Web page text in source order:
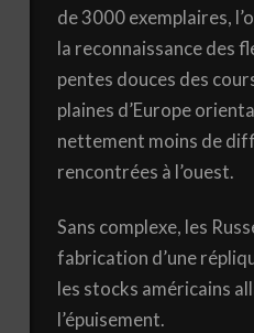
de 3000 exemplaires,
la reconnaissance des
pentes douces des
plaines d’Europe
nettement moins de
rencontrées à l’ouest.
Sans complexe, les
fabrication d’une
les stocks américains
l’épuisement.